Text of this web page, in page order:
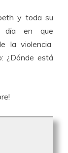
y toda su
día en que
la violencia
¿Dónde está